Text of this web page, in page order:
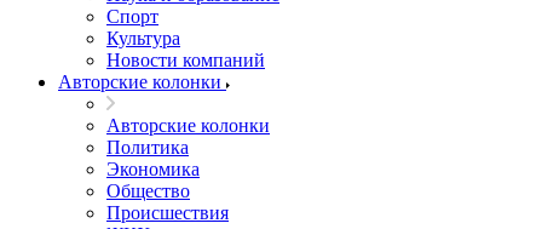
Спорт
Культура
Новости компаний
Авторские колонки
Авторские колонки
Политика
Экономика
Общество
Происшествия